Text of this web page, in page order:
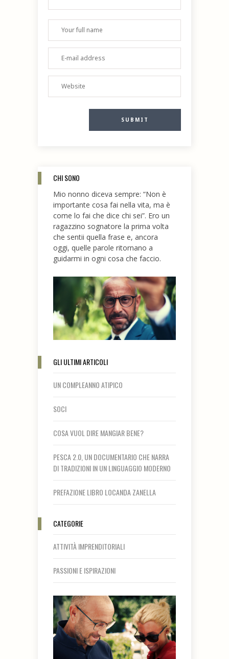
CHI SONO
Mio nonno diceva sempre: “Non è
importante cosa fai nella vita, ma è
come lo fai che dice chi sei”. Ero un
ragazzino sognatore la prima volta
che sentii quella frase e, ancora
oggi, quelle parole ritornano a
guidarmi in ogni cosa che faccio.
GLI ULTIMI ARTICOLI
UN COMPLEANNO ATIPICO
SOCI
COSA VUOL DIRE MANGIAR BENE?
PESCA 2.0, UN DOCUMENTARIO CHE NARRA
DI TRADIZIONI IN UN LINGUAGGIO MODERNO
PREFAZIONE LIBRO LOCANDA ZANELLA
CATEGORIE
ATTIVITÀ IMPRENDITORIALI
PASSIONI E ISPIRAZIONI